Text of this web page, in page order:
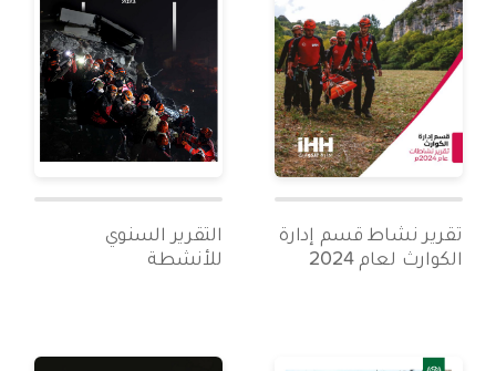
تقرير نشاط قسم إدارة
الكوارث لعام 2024
التقرير السنوي
للأنشطة